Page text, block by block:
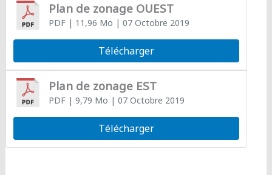
Plan de zonage OUEST
PDF| 11,96 Mo | 07 Octobre 2019
Télécharger
Plan de zonage EST
PDF| 9,79 Mo | 07 Octobre 2019
Télécharger